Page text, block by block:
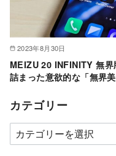
2023年8月30日
MEIZU 20 INFINITY 無界
詰まった意欲的な「無界
カテゴリー
カ
テ